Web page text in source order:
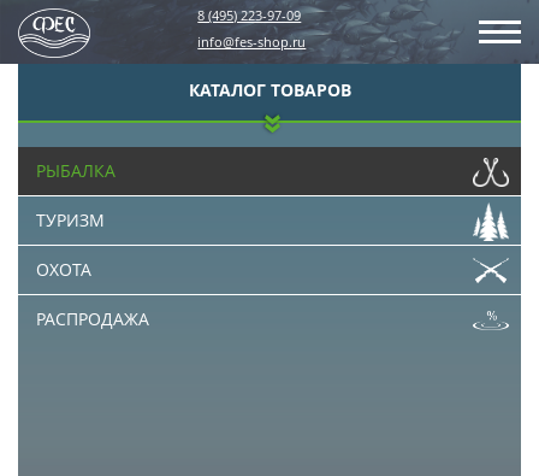
8 (495) 223-97-09
info@fes-shop.ru
КАТАЛОГ ТОВАРОВ
РЫБАЛКА
ТУРИЗМ
ОХОТА
РАСПРОДАЖА